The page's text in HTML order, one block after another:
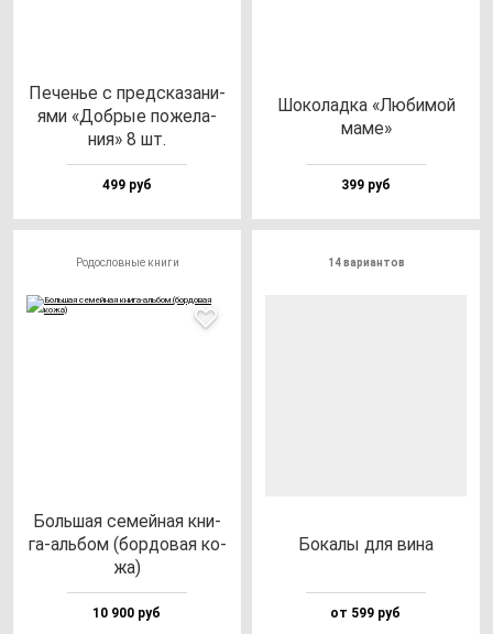
Печенье с пред­ска­за­ни­
ями «Доб­рые по­же­ла­
ния» 8 шт.
499 руб
Шоко­лад­ка «Люби­мой
ма­ме»
399 руб
Родословные книги
Боль­шая се­мей­ная кни­
га-аль­бом (бор­до­вая ко­
жа)
10 900 руб
14 вариантов
Бока­лы для ви­на
от 599 руб